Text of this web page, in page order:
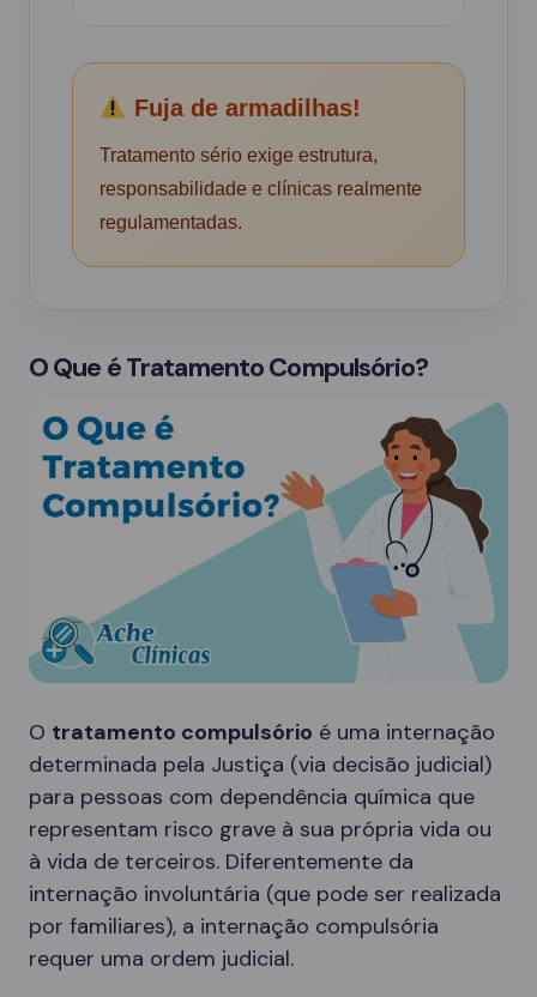
Fuja de armadilhas!
Tratamento sério exige estrutura,
responsabilidade e clínicas realmente
regulamentadas.
O Que é Tratamento Compulsório?
O tratamento compulsório é uma internação
determinada pela Justiça (via decisão judicial)
para pessoas com dependência química que
representam risco grave à sua própria vida ou
à vida de terceiros. Diferentemente da
internação involuntária (que pode ser realizada
por familiares), a internação compulsória
requer uma ordem judicial.